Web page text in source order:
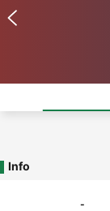
Info
-